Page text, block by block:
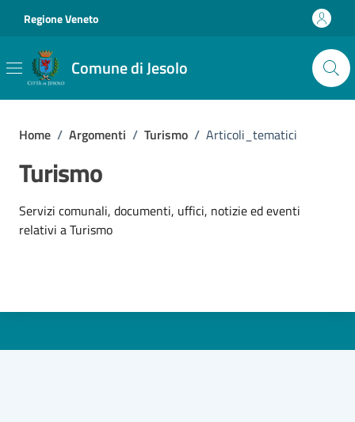
Regione Veneto
Comune di Jesolo
Home / Argomenti / Turismo / Articoli_tematici
Turismo
Dettagli dell'argomento
Servizi comunali, documenti, uffici, notizie ed eventi
relativi a Turismo